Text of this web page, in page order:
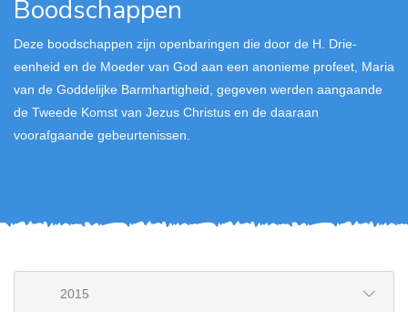
Boodschappen
Deze boodschappen zijn openbaringen die door de H. Drie-
eenheid en de Moeder van God aan een anonieme profeet, Maria
van de Goddelijke Barmhartigheid, gegeven werden aangaande
de Tweede Komst van Jezus Christus en de daaraan
voorafgaande gebeurtenissen.
2015